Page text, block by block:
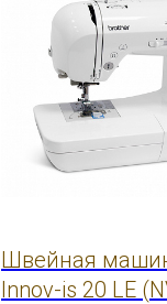
Швейная
Innov-is 20 LE